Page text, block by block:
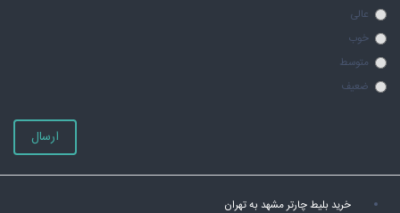
عالی
خوب
متوسط
ضعیف
ارسال
خرید بلیط چارتر مشهد به تهران